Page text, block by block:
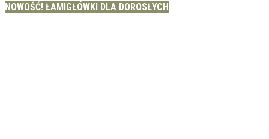
NOWOŚĆ! ŁAMIGŁÓWKI DLA DOROSŁYCH